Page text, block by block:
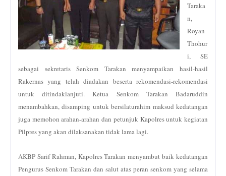
Taraka
n,
Royan
Thohur
i, SE
sebagai sekretaris Senkom Tarakan menyampaikan hasil-hasil
Rakernas yang telah diadakan beserta rekomendasi-rekomendasi
untuk ditindaklanjuti. Ketua Senkom Tarakan Badaruddin
menambahkan, disamping untuk bersilaturahim maksud kedatangan
juga memohon arahan-arahan dan petunjuk Kapolres untuk kegiatan
Pilpres yang akan dilaksanakan tidak lama lagi.
AKBP Sarif Rahman, Kapolres Tarakan menyambut baik kedatangan
Pengurus Senkom Tarakan dan salut atas peran senkom yang selama